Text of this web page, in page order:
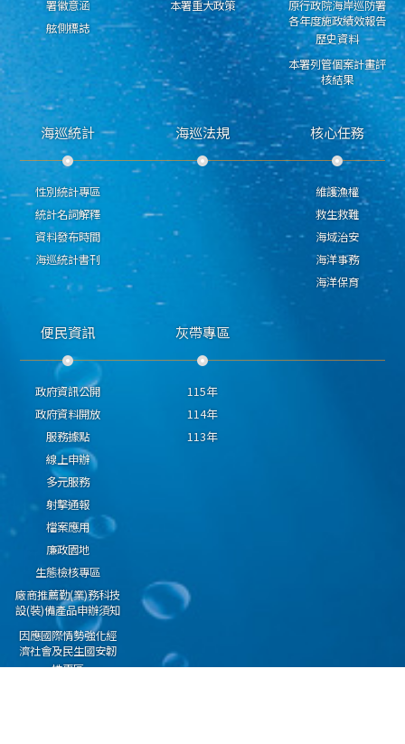
署徽意涵
舷側標誌
本署重大政策
原行政院海岸巡防署
各年度施政績效報告
歷史資料
本署列管個案計畫評
核結果
海巡統計
性別統計專區
統計名詞解釋
資料發布時間
海巡統計書刊
海巡法規 核心任務
維護漁權
救生救難
海域治安
海洋事務
海洋保育
便民資訊
政府資訊公開
政府資料開放
服務據點
線上申辦
多元服務
射擊通報
檔案應用
廉政園地
生態檢核專區
廠商推薦勤(業)務科技
設(裝)備產品申辦須知
因應國際情勢強化經
濟社會及民生國安韌
性專區
灰帶專區
115年
114年
113年